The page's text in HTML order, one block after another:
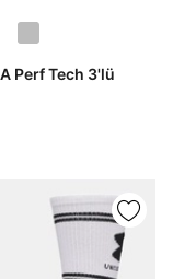
Perf Tech 3'lü
faaliyeti
alınan
yurt